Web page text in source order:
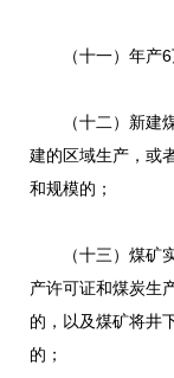
（十一）年产6
（十二）新建煤
建的区域生产，或
和规模的；
（十三）煤矿实
产许可证和煤炭生
的，以及煤矿将井
的；